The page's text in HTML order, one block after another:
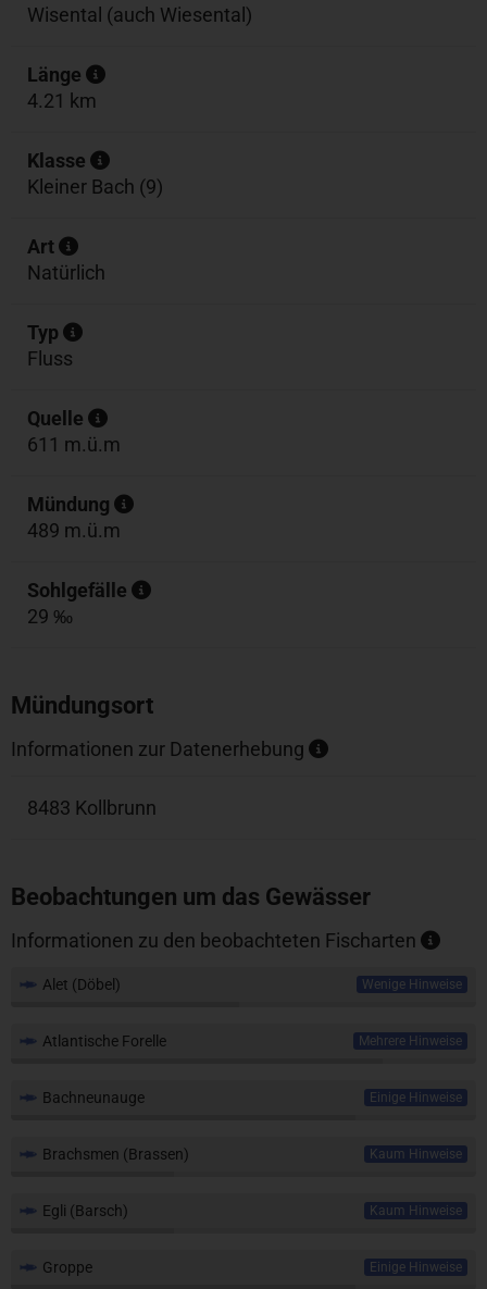
Wisental (auch Wiesental)
Länge
4.21 km
Klasse
Kleiner Bach (9)
Art
Natürlich
Typ
Fluss
Quelle
611 m.ü.m
Mündung
489 m.ü.m
Sohlgefälle
29 ‰
Mündungsort
Informationen zur Datenerhebung
8483 Kollbrunn
Beobachtungen um das Gewässer
Informationen zu den beobachteten Fischarten
Alet (Döbel) Wenige Hinweise
Atlantische Forelle Mehrere Hinweise
Bachneunauge Einige Hinweise
Brachsmen (Brassen) Kaum Hinweise
Egli (Barsch) Kaum Hinweise
Groppe Einige Hinweise